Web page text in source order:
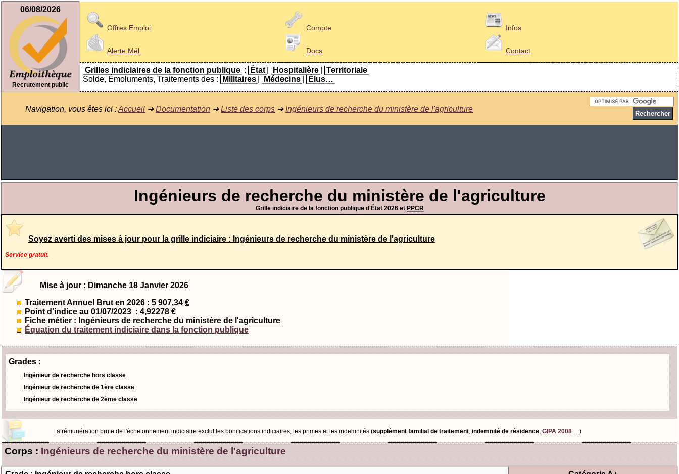
06/08/2026
Recrutement public
Offres Emploi
Alerte Mél.
Compte
Docs
Infos
Contact
Grilles indiciaires de la fonction publique : État Hospitalière
Territoriale
Solde, Émoluments, Traitements des :
Militaires Médecins Élus…
Navigation, vous êtes ici :Accueil ➜Documentation ➜Liste des corps ➜ Ingénieurs de recherche du ministère de l'agriculture
Ingénieurs de recherche du ministère de l'agriculture
Grille indiciaire de la fonction publique d'État 2026 et PPCR
Soyez averti des mises à jour pour la grille indiciaire : Ingénieurs de recherche du ministère de l'agriculture
Service gratuit.
Mise à jour : Dimanche 18 Janvier 2026
Traitement Annuel Brut en 2026 : 5 907,34 €
Point d'indice au 01/07/2023 : 4,92278 €
Fiche métier : Ingénieurs de recherche du ministère de l'agriculture
Équation du traitement indiciaire dans la fonction publique
Grades :
Ingénieur de recherche hors classe
Ingénieur de recherche de 1ère classe
Ingénieur de recherche de 2ème classe
La rémunération brute de l'échelonnement indiciaire exclut les bonifications indiciaires, les primes et les indemnités (supplément familial de traitement indemnité de résidence GIPA 2008 …)
Corps : Ingénieurs de recherche du ministère de l'agriculture